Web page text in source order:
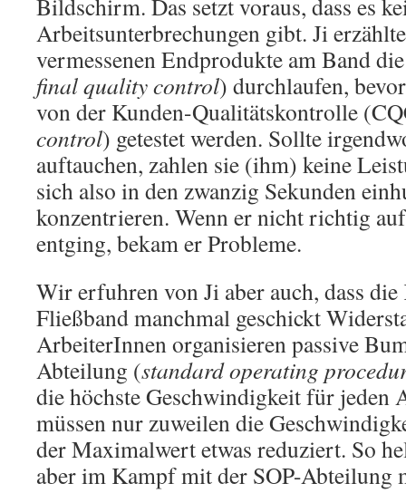
Bildschirm. Das setzt voraus, dass es
Arbeitsunterbrechungen gibt. Ji
vermessenen Endprodukte am Band
final quality control) durchlaufen,
von der Kunden-Qualitätskontrolle
control) getestet werden. Sollte
auftauchen, zahlen sie (ihm) keine
sich also in den zwanzig Sekunden
konzentrieren. Wenn er nicht richtig
entging, bekam er Probleme.
Wir erfuhren von Ji aber auch, dass
Fließband manchmal geschickt
ArbeiterInnen organisieren passive
Abteilung (standard operating
die höchste Geschwindigkeit für jeden
müssen nur zuweilen die
der Maximalwert etwas reduziert. So
aber im Kampf mit der SOP-Abteilung